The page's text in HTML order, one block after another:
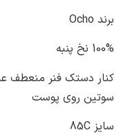
فنر منعطف عمودی
روی پوست